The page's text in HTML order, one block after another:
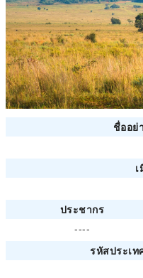
ชื่ออย่
ประชากร
----
รหัสประเ